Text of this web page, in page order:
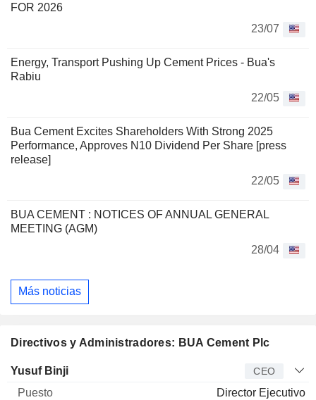
FOR 2026
23/07
Energy, Transport Pushing Up Cement Prices - Bua's
Rabiu
22/05
Bua Cement Excites Shareholders With Strong 2025
Performance, Approves N10 Dividend Per Share [press
release]
22/05
BUA CEMENT : NOTICES OF ANNUAL GENERAL
MEETING (AGM)
28/04
Más noticias
Directivos y Administradores: BUA Cement Plc
Director Puesto
Yusuf Binji CEO
Director Ejecutivo